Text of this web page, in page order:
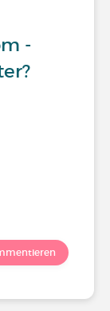
-